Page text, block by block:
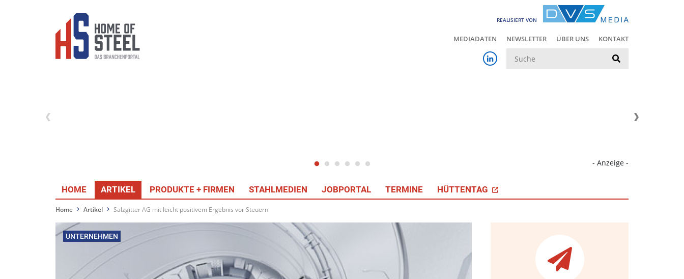
REALISIERT VON
MEDIADATEN NEWSLETTER ÜBER UNS KONTAKT
- Anzeige -
HOME ARTIKEL PRODUKTE + FIRMEN STAHLMEDIEN JOBPORTAL TERMINE HÜTTENTAG
Home Artikel Salzgitter AG mit leicht positivem Ergebnis vor Steuern
UNTERNEHMEN